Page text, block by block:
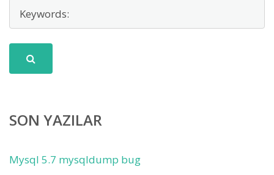
SON YAZILAR
Mysql 5.7 mysqldump bug